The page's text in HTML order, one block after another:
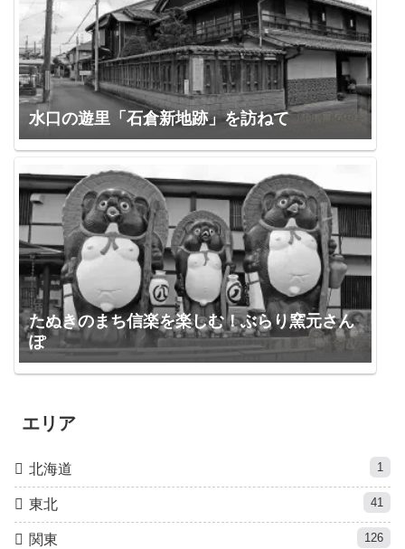
水口の遊里「石倉新地跡」を訪ねて
たぬきのまち信楽を楽しむ！ぶらり窯元さん
ぽ
エリア
北海道 1
東北 41
関東 126